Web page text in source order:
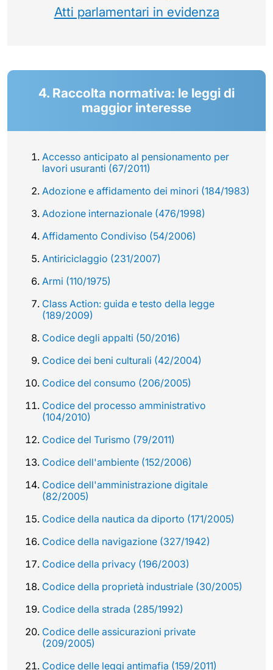
Atti parlamentari in evidenza
4. Raccolta normativa: le leggi di
maggior interesse
Accesso anticipato al pensionamento per
lavori usuranti (67/2011)
Adozione e affidamento dei minori (184/1983)
Adozione internazionale (476/1998)
Affidamento Condiviso (54/2006)
Antiriciclaggio (231/2007)
Armi (110/1975)
Class Action: guida e testo della legge
(189/2009)
Codice degli appalti (50/2016)
Codice dei beni culturali (42/2004)
Codice del consumo (206/2005)
Codice del processo amministrativo
(104/2010)
Codice del Turismo (79/2011)
Codice dell'ambiente (152/2006)
Codice dell'amministrazione digitale
(82/2005)
Codice della nautica da diporto (171/2005)
Codice della navigazione (327/1942)
Codice della privacy (196/2003)
Codice della proprietà industriale (30/2005)
Codice della strada (285/1992)
Codice delle assicurazioni private
(209/2005)
Codice delle leggi antimafia (159/2011)